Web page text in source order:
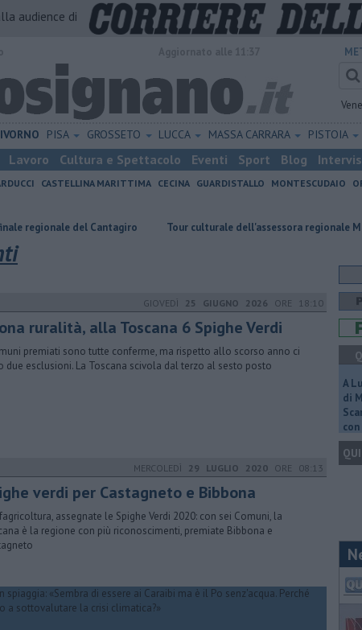
audience di
PISA GROSSETO LUCCA MASSA CARRARA PISTOIA
Lavoro Cultura e Spettacolo Eventi Sport Blog
CASTELLINA MARITTIMA CECINA GUARDISTALLO MONTESCUDAIO
del Cantagiro Tour culturale dell'assessora regionale Manetti
GIOVEDÌ 25 GIUGNO 2026 ORE 18:10
ruralità, alla Toscana 6 Spighe Verdi
premiati sono tutte conferme, ma rispetto allo scorso anno ci
due esclusioni. La Toscana scivola dal terzo al sesto posto
MERCOLEDÌ 29 LUGLIO 2020 ORE 08:13
verdi per Castagneto e Bibbona
assegnate le Spighe Verdi 2020: con sei Comuni, la
è la regione con più riconoscimenti, premiate Bibbona e
A
di
QUI